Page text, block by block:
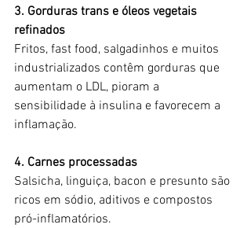
3. Gorduras trans e óleos vegetais
refinados
Fritos, fast food, salgadinhos e muitos
industrializados contêm gorduras que
aumentam o LDL, pioram a
sensibilidade à insulina e favorecem a
inflamação.
4. Carnes processadas
Salsicha, linguiça, bacon e presunto são
ricos em sódio, aditivos e compostos
pró-inflamatórios.